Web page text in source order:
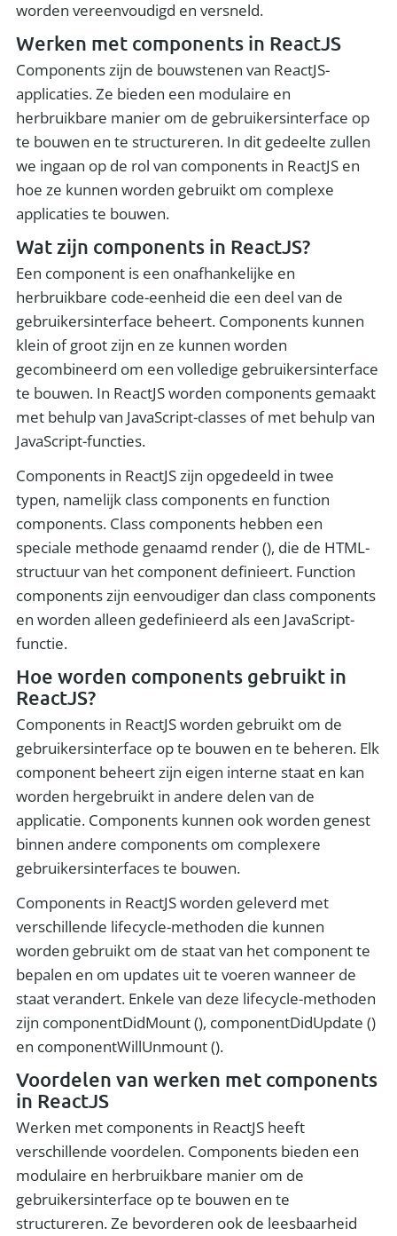
worden vereenvoudigd en versneld.
Werken met components in ReactJS
Components zijn de bouwstenen van ReactJS-
applicaties. Ze bieden een modulaire en
herbruikbare manier om de gebruikersinterface op
te bouwen en te structureren. In dit gedeelte zullen
we ingaan op de rol van components in ReactJS en
hoe ze kunnen worden gebruikt om complexe
applicaties te bouwen.
Wat zijn components in ReactJS?
Een component is een onafhankelijke en
herbruikbare code-eenheid die een deel van de
gebruikersinterface beheert. Components kunnen
klein of groot zijn en ze kunnen worden
gecombineerd om een volledige gebruikersinterface
te bouwen. In ReactJS worden components gemaakt
met behulp van JavaScript-classes of met behulp van
JavaScript-functies.
Components in ReactJS zijn opgedeeld in twee
typen, namelijk class components en function
components. Class components hebben een
speciale methode genaamd render (), die de HTML-
structuur van het component definieert. Function
components zijn eenvoudiger dan class components
en worden alleen gedefinieerd als een JavaScript-
functie.
Hoe worden components gebruikt in
ReactJS?
Components in ReactJS worden gebruikt om de
gebruikersinterface op te bouwen en te beheren. Elk
component beheert zijn eigen interne staat en kan
worden hergebruikt in andere delen van de
applicatie. Components kunnen ook worden genest
binnen andere components om complexere
gebruikersinterfaces te bouwen.
Components in ReactJS worden geleverd met
verschillende lifecycle-methoden die kunnen
worden gebruikt om de staat van het component te
bepalen en om updates uit te voeren wanneer de
staat verandert. Enkele van deze lifecycle-methoden
zijn componentDidMount (), componentDidUpdate ()
en componentWillUnmount ().
Voordelen van werken met components
in ReactJS
Werken met components in ReactJS heeft
verschillende voordelen. Components bieden een
modulaire en herbruikbare manier om de
gebruikersinterface op te bouwen en te
structureren. Ze bevorderen ook de leesbaarheid